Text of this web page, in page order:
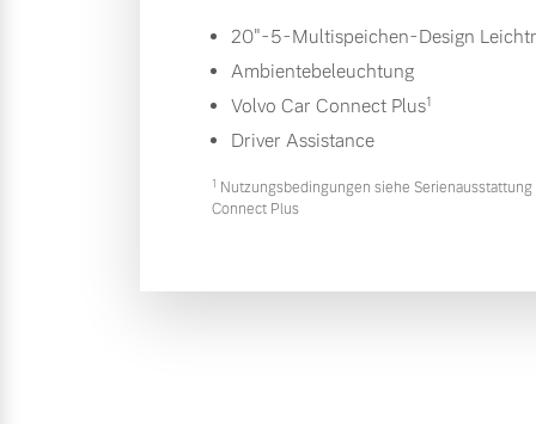
20"-5-Multispeichen-Design
Ambientebeleuchtung
Volvo Car Connect Plus1
Driver Assistance
1 Nutzungsbedingungen siehe Serienausstattung
Connect Plus